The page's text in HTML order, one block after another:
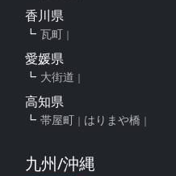
香川県
瓦町
愛媛県
大街道
高知県
帯屋町 はりまや橋
九州/沖縄